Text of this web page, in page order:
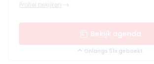
Profiel bekijken
Bekijk agenda
Onlangs 51x geboekt